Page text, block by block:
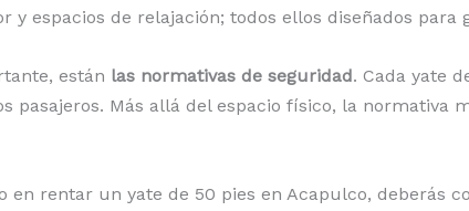
y espacios de relajación; todos ellos diseñados
están las normativas de seguridad. Cada yate
pasajeros. Más allá del espacio físico, la
en rentar un yate de 50 pies en Acapulco, deberás